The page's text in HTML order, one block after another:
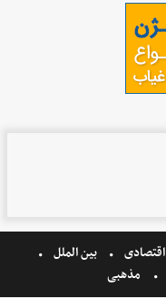
اقتصادی
بین الملل
مذهبی